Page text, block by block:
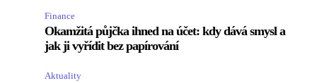
Finance
Okamžitá půjčka ihned na účet: kdy dává smysl a
jak ji vyřídit bez papírování
Aktuality